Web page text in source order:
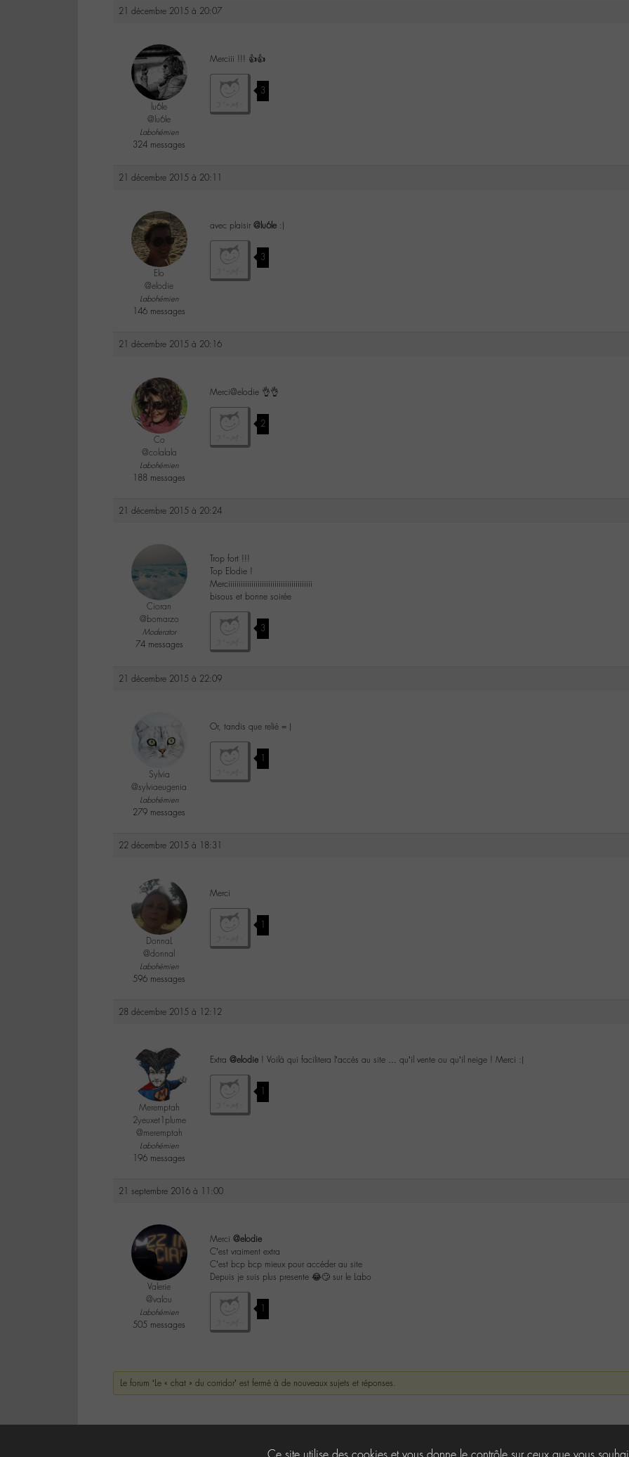
21 décembre 2015 à 20:07
lu6le
@lu6le
Labohémien
324 messages
Merciii !!! 👍👍
3
21 décembre 2015 à 20:11
Elo
@elodie
Labohémien
146 messages
avec plaisir @lu6le :)
3
21 décembre 2015 à 20:16
Co
@colalala
Labohémien
188 messages
Merci@elodie 👌👌
2
21 décembre 2015 à 20:24
Cioran
@bomarzo
Moderator
74 messages
Trop fort !!!
Top Elodie !
Merciiiiiiiiiiiiiiiiiiiiiiiiiiiiiiiiiiiiiiii
bisous et bonne soirée
3
21 décembre 2015 à 22:09
Sylvia
@sylviaeugenia
Labohémien
279 messages
Or, tandis que relié = )
1
22 décembre 2015 à 18:31
DonnaL
@donnal
Labohémien
596 messages
Merci
1
28 décembre 2015 à 12:12
Meremptah
2yeuxet1plume
@meremptah
Labohémien
196 messages
Extra @elodie ! Voilà qui facilitera l’accès au site … qu’il vente ou qu’il neige ! Merci :)
1
21 septembre 2016 à 11:00
Valerie
@valou
Labohémien
505 messages
Merci @elodie
C’est vraiment extra
C’est bcp bcp mieux pour accéder au site
Depuis je suis plus presente 😂🙄 sur le Labo
1
Le forum ‘Le « chat » du corridor’ est fermé à de nouveaux sujets et réponses.